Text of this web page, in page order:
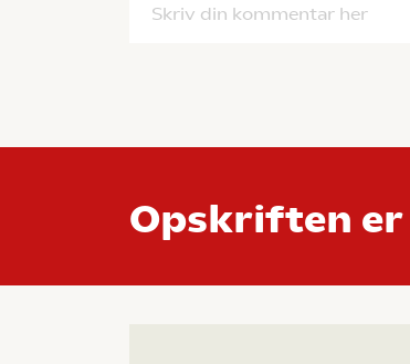
Skriv din kommentar her
Opskriften